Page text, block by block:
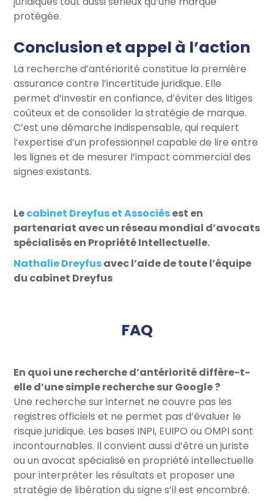
protégée.
Conclusion et appel à l’action
La recherche d’antériorité constitue la première
assurance contre l’incertitude juridique. Elle
permet d’investir en confiance, d’éviter des litiges
coûteux et de consolider la stratégie de marque.
C’est une démarche indispensable, qui requiert
l’expertise d’un professionnel capable de lire entre
les lignes et de mesurer l’impact commercial des
signes existants.
Lecabinet Dreyfus et Associésest en
partenariat avec un réseau mondial d’avocats
spécialisés en Propriété Intellectuelle.
Nathalie Dreyfusavec l’aide de toute l’équipe
du cabinet Dreyfus
FAQ
En quoi une recherche d’antériorité diffère-t-
elle d’une simple recherche sur Google ?
Une recherche sur internet ne couvre pas les
registres officiels et ne permet pas d’évaluer le
risque juridique. Les bases INPI, EUIPO ou OMPI sont
incontournables. Il convient aussi d’être un juriste
ou un avocat spécialisé en propriété intellectuelle
pour interpréter les résultats et proposer une
stratégie de libération du signe s’il est encombré.